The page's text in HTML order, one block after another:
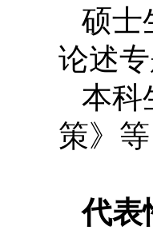
硕士
论述
本科
策》等
代表